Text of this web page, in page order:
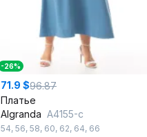
-26%
71.9 $96.87
Платье
Algranda А4155-с
54, 56, 58, 60, 62, 64, 66